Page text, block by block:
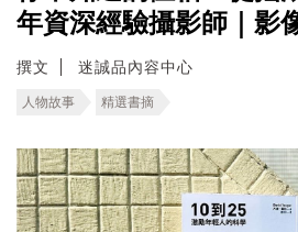
年資深經驗攝影師｜影
撰文 迷誠品內容中心
人物故事 精選書摘